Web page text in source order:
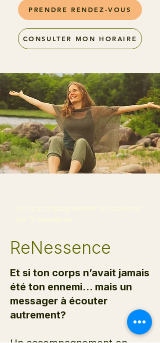
PRENDRE RENDEZ-VOUS
CONSULTER MON HORAIRE
ReNessence
Et si ton corps n’avait jamais
été ton ennemi… mais un
messager à écouter
autrement?